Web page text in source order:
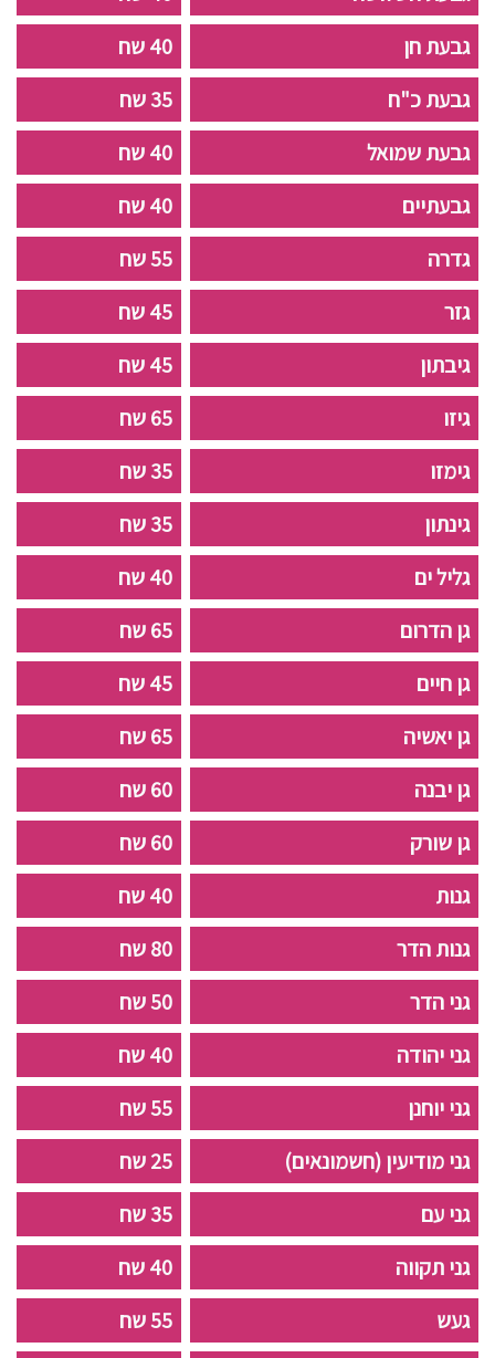
גבעת חן
40 שח
גבעת כ"ח
35 שח
גבעת שמואל
40 שח
גבעתיים
40 שח
גדרה
55 שח
גזר
45 שח
גיבתון
45 שח
גיזו
65 שח
גימזו
35 שח
גינתון
35 שח
גליל ים
40 שח
גן הדרום
65 שח
גן חיים
45 שח
גן יאשיה
65 שח
גן יבנה
60 שח
גן שורק
60 שח
גנות
40 שח
גנות הדר
80 שח
גני הדר
50 שח
גני יהודה
40 שח
גני יוחנן
55 שח
גני מודיעין (חשמונאים)
25 שח
גני עם
35 שח
גני תקווה
40 שח
געש
55 שח